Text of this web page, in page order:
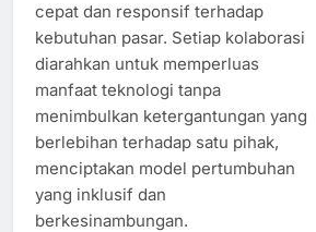
cepat dan responsif terhadap
kebutuhan pasar. Setiap kolaborasi
diarahkan untuk memperluas
manfaat teknologi tanpa
menimbulkan ketergantungan yang
berlebihan terhadap satu pihak,
menciptakan model pertumbuhan
yang inklusif dan
berkesinambungan.